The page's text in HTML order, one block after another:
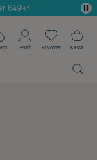
649kr
Profil Favoriter Kassa